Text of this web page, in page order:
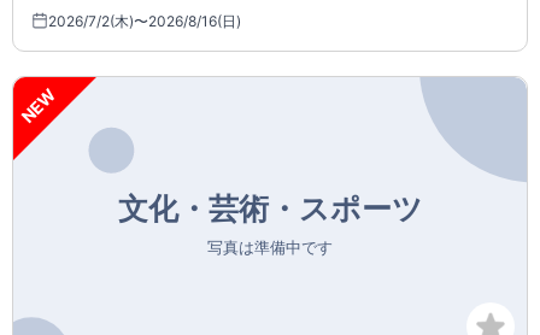
2026/7/2(木)〜2026/8/16(日)
NEW